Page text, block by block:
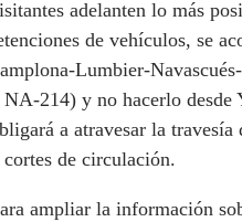
adelanten lo más
de vehículos, se
Lumbier-
214) y no hacerlo desde
a atravesar la
de circulación.
ampliar la información